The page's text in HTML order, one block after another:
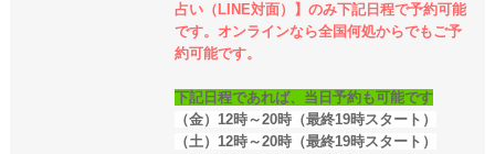
占い（LINE対面）】のみ下記日程で予約可能
です。オンラインなら全国何処からでもご予
約可能です。
下記日程であれば、当日予約も可能です
（金）12時～20時（最終19時スタート）
（土）12時～20時（最終19時スタート）